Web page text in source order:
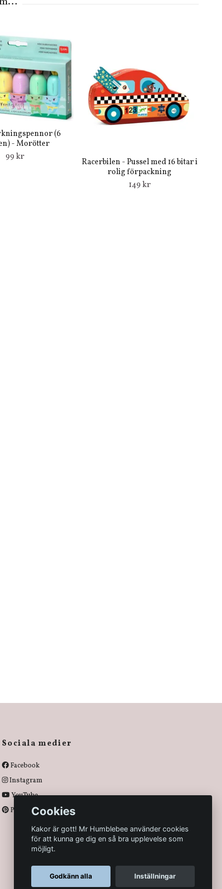
(6
- Morötter
99 kr
Racerbilen - Pussel med 16 bitar i
rolig förpackning
149 kr
Sociala medier
Facebook
Instagram
YouTube
PinterestCookies
Kakor är gott! Mr Humblebee använder cookies
för att kunna ge dig en så bra upplevelse som
möjligt.
Godkänn alla Inställningar